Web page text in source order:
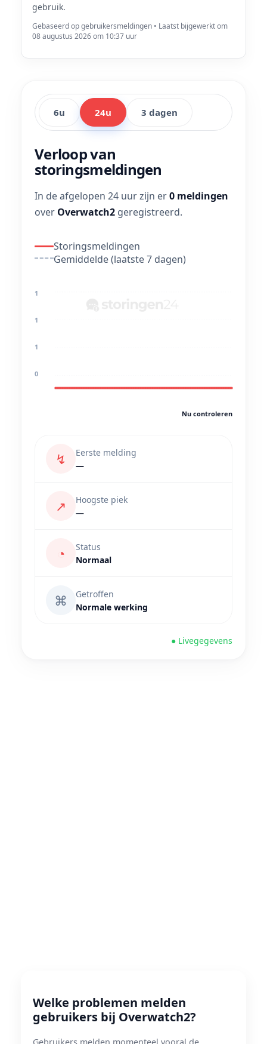
gebruik.
Gebaseerd op gebruikersmeldingen • Laatst bijgewerkt om
08 augustus 2026 om 10:37 uur
6u 24u 3 dagen
Verloop van
storingsmeldingen
In de afgelopen 24 uur zijn er0 meldingen
over Overwatch2 geregistreerd.
Storingsmeldingen
Gemiddelde (laatste 7 dagen)
1
1
1
0
Nu controleren
↯
Eerste melding
—
↗
Hoogste piek
—
◔
Status
Normaal
⌘
Getroffen
Normale werking
● Livegegevens
Welke problemen melden
gebruikers bij Overwatch2?